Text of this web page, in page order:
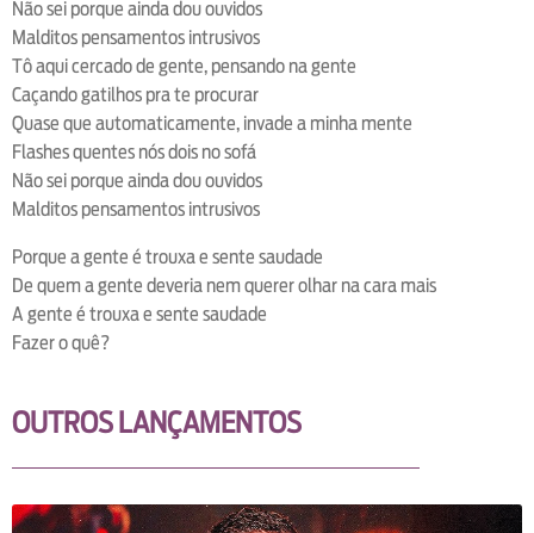
Não sei porque ainda dou ouvidos
Malditos pensamentos intrusivos
Tô aqui cercado de gente, pensando na gente
Caçando gatilhos pra te procurar
Quase que automaticamente, invade a minha mente
Flashes quentes nós dois no sofá
Não sei porque ainda dou ouvidos
Malditos pensamentos intrusivos
Porque a gente é trouxa e sente saudade
De quem a gente deveria nem querer olhar na cara mais
A gente é trouxa e sente saudade
Fazer o quê?
OUTROS LANÇAMENTOS